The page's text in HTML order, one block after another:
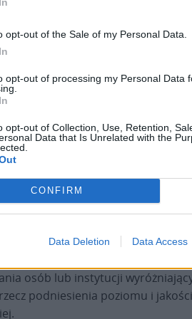
opt-out of the Sale of my Personal Data.
opt-out of processing my Personal Data
opt-out of Collection, Use, Retention,
Data that Is Unrelated with the
CONFIRM
Data Deletion Data Access
Towarzystwa Lekarskiego za
ochrony godności człowieka, w
i Osób
za pomoc Ukrainie. W
zdecydowała kapituła, w
Katolickiej Diecezji
w Radomiu, Stowarzyszenia
Chrzciciela w Radomiu ks. kan.
przyznana w 2022 r.
Wandy Malczewskiej. Autorem
osób lub instytucji
podniesienia poziomu i